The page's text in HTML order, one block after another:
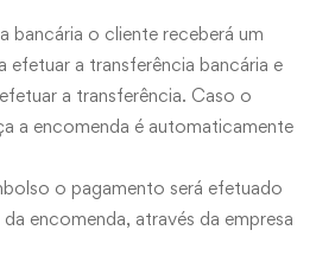
bancária o cliente receberá um
efetuar a transferência bancária e
a transferência. Caso o
a encomenda é automaticamente
o pagamento será efetuado
encomenda, através da empresa